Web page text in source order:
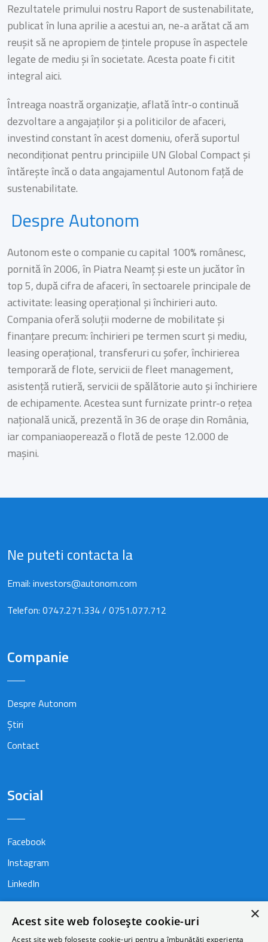
Rezultatele primului nostru Raport de sustenabilitate,
publicat în luna aprilie a acestui an, ne-a arătat că am
reușit să ne apropiem de țintele propuse în aspectele
legate de mediu și în societate. Acesta poate fi citit
integral aici.
Întreaga noastră organizație, aflată într-o continuă
dezvoltare a angajaților și a politicilor de afaceri,
investind constant în acest domeniu, oferă suportul
necondiționat pentru principiile UN Global Compact și
întărește încă o data angajamentul Autonom față de
sustenabilitate.
Despre Autonom
Autonom este o companie cu capital 100% românesc,
pornită în 2006, în Piatra Neamț și este un jucător în
top 5, după cifra de afaceri, în sectoarele principale de
activitate: leasing operațional și închirieri auto.
Compania oferă soluții moderne de mobilitate și
finanțare precum: închirieri pe termen scurt și mediu,
leasing operațional, transferuri cu șofer, închirierea
temporară de flote, servicii de fleet management,
asistență rutieră, servicii de spălătorie auto și închiriere
de echipamente. Acestea sunt furnizate printr-o rețea
națională unică, prezentă în 36 de orașe din România,
iar companiaoperează o flotă de peste 12.000 de
mașini.
Ne puteti contacta la
Email: investors@autonom.com
Telefon: 0747.271.334/ 0751.077.712
Companie
Despre Autonom
Știri
Contact
Social
Facebook
Instagram
LinkedIn
×
Acest site web folosește cookie-uri
Acest site web folosește cookie-uri pentru a îmbunătăți experiența